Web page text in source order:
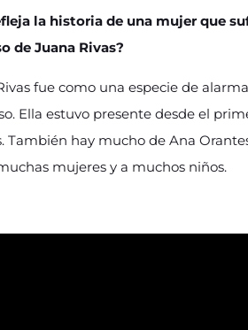
la historia de una mujer que
de Juana Rivas?
fue como una especie de
Ella estuvo presente desde el
hay mucho de Ana
mujeres y a muchos niños.